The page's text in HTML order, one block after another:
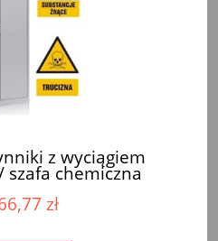
z wyciągiem
chemiczna
zł